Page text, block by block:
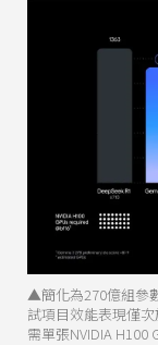
▲簡化為270億組參
試項目效能表現僅
需單張NVIDIA H100